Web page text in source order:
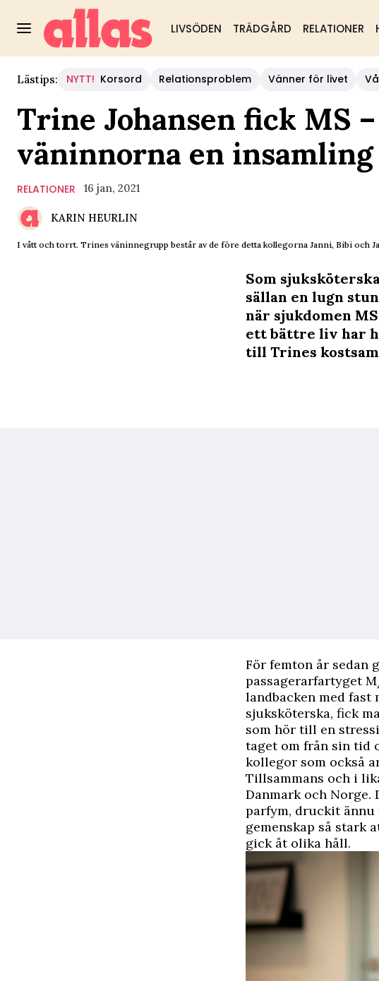
LIVSÖDEN TRÄDGÅRD RELATIONER
Lästips: NYTT! Korsord Relationsproblem Vänner för livet
Trine Johansen fick MS
väninnorna en insamling
RELATIONER 16 jan, 2021
KARIN HEURLIN
I vått och torrt. Trines väninnegrupp består av de före detta kollegorna Janni, Bibi och
Som
sällan en lugn
när sjukdomen
ett bättre liv har
till Trines
För femton år sedan
passagerarfartyget
landbacken med
sjuksköterska, fick
som hör till en
taget om från sin tid
kollegor som också
Tillsammans och i
Danmark och
parfym, druckit ännu
gemenskap så stark
gick åt olika håll.